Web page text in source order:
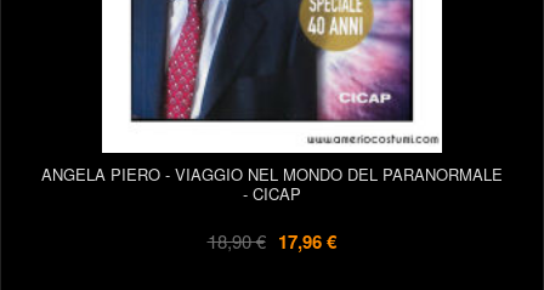
ANGELA PIERO - VIAGGIO NEL MONDO DEL PARANORMALE
- CICAP
18,90 € 17,96 €